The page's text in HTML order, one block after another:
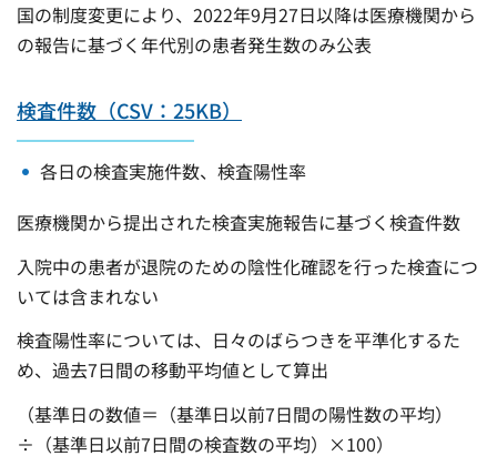
国の制度変更により、2022年9月27日以降は医療機関から
の報告に基づく年代別の患者発生数のみ公表
検査件数（CSV：25KB）
各日の検査実施件数、検査陽性率
医療機関から提出された検査実施報告に基づく検査件数
入院中の患者が退院のための陰性化確認を行った検査につ
いては含まれない
検査陽性率については、日々のばらつきを平準化するた
め、過去7日間の移動平均値として算出
（基準日の数値＝（基準日以前7日間の陽性数の平均）
÷（基準日以前7日間の検査数の平均）×100）